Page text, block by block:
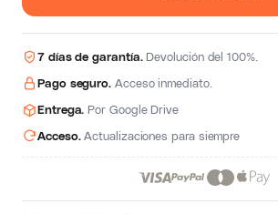
7 días de garantía.Devolución del 100%.
Pago seguro. Acceso inmediato.
Entrega. Por Google Drive
Acceso.Actualizaciones para siempre